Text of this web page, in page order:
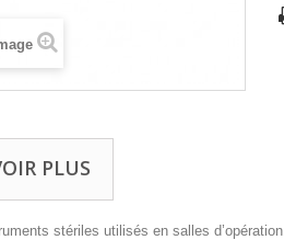
PLUS
stériles utilisés en salles d’opération.